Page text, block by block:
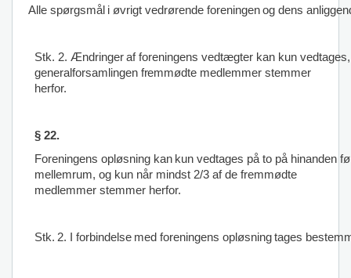
Alle spørgsmål i øvrigt vedrørende foreningen og dens
Stk. 2. Ændringer af foreningens vedtægter kan kun vedtages,
generalforsamlingenfremmødte medlemmer stemmer
herfor.
§ 22.
Foreningens opløsning kan kun vedtages på to på hinanden
mellemrum, og kun når mindst 2/3 af de fremmødte
medlemmer stemmer herfor.
Stk. 2. forbindelse med foreningens opløsning tages